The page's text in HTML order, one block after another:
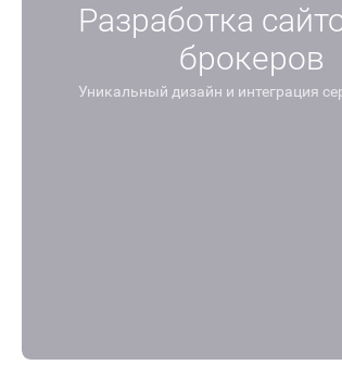
Разработка
брокеров
Уникальный дизайн и интеграция